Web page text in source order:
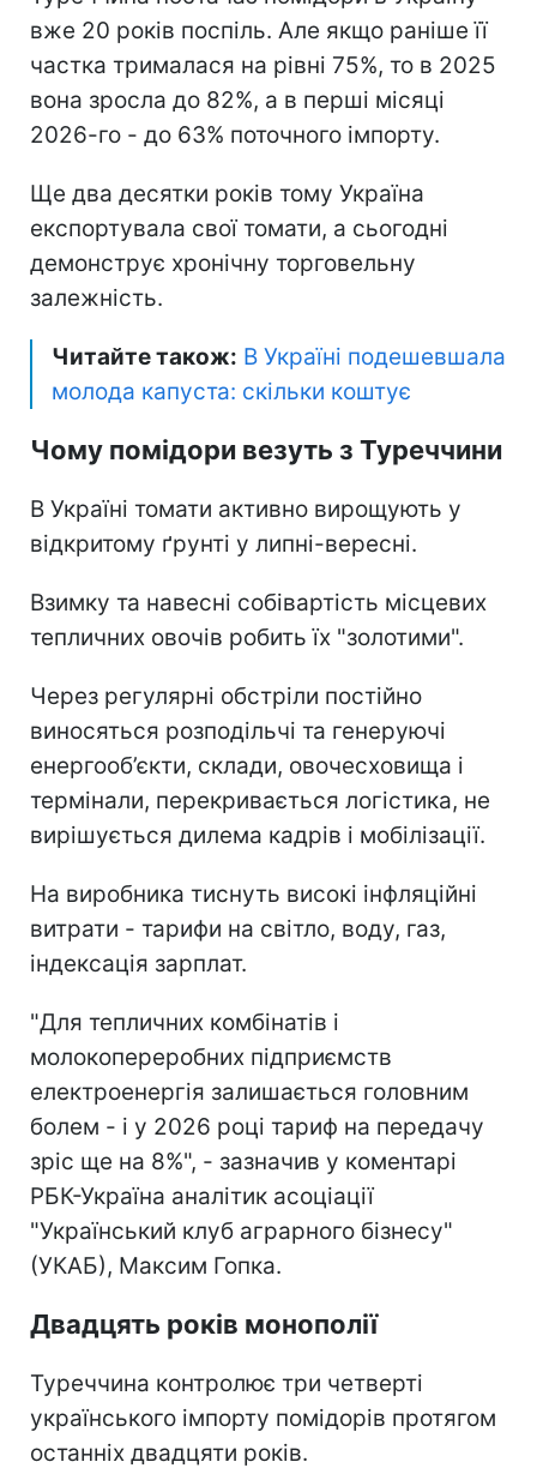
вже 20 років поспіль. Але якщо раніше її
частка трималася на рівні 75%, то в 2025
вона зросла до 82%, а в перші місяці
2026-го - до 63% поточного імпорту.
Ще два десятки років тому Україна
експортувала свої томати, а сьогодні
демонструє хронічну торговельну
залежність.
Читайте також: В Україні подешевшала
молода капуста: скільки коштує
Чому помідори везуть з Туреччини
В Україні томати активно вирощують у
відкритому ґрунті у липні-вересні.
Взимку та навесні собівартість місцевих
тепличних овочів робить їх "золотими".
Через регулярні обстріли постійно
виносяться розподільчі та генеруючі
енергооб’єкти, склади, овочесховища і
термінали, перекривається логістика, не
вирішується дилема кадрів і мобілізації.
На виробника тиснуть високі інфляційні
витрати - тарифи на світло, воду, газ,
індексація зарплат.
"Для тепличних комбінатів і
молокопереробних підприємств
електроенергія залишається головним
болем - і у 2026 році тариф на передачу
зріс ще на 8%", - зазначив у коментарі
РБК-Україна аналітик асоціації
"Український клуб аграрного бізнесу"
(УКАБ), Максим Гопка.
Двадцять років монополії
Туреччина контролює три четверті
українського імпорту помідорів протягом
останніх двадцяти років.